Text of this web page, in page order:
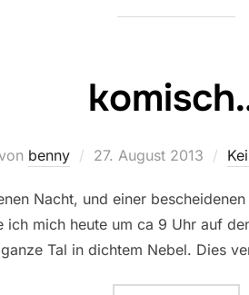
benny
Veröffentlicht
27. August 2013
Nacht, und einer
mich heute um ca 9 Uhr auf
Tal in dichtem Nebel. Dies